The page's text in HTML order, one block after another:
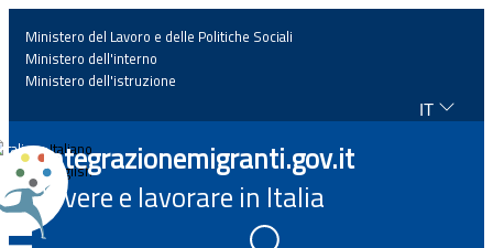
Home
News
Ministero del Lavoro e delle Politiche Sociali
Ministero dell'interno
Ministero dell'istruzione
IT
Italiano
English
Integrazionemigranti.gov.it
Vivere e lavorare in Italia